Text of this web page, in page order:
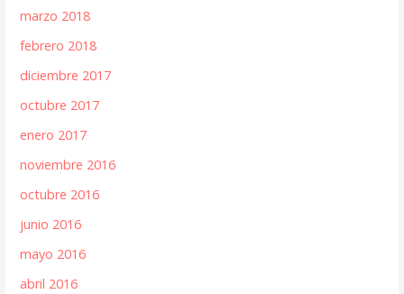
marzo 2018
febrero 2018
diciembre 2017
octubre 2017
enero 2017
noviembre 2016
octubre 2016
junio 2016
mayo 2016
abril 2016